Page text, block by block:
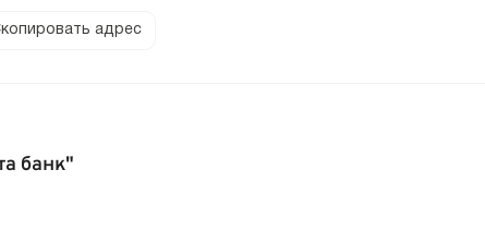
адрес
банк"